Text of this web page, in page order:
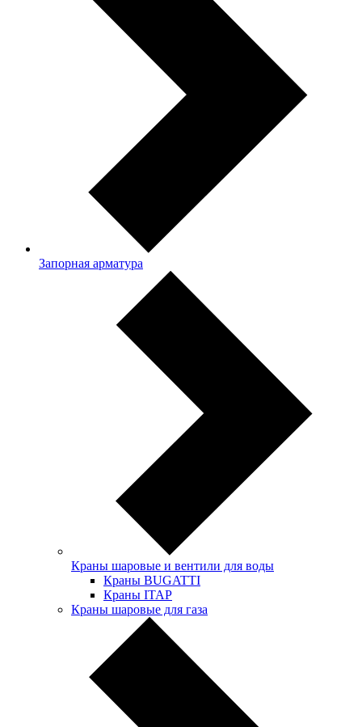
Запорная арматура
Краны шаровые и вентили для воды
Краны BUGATTI
Краны ITAP
Краны шаровые для газа